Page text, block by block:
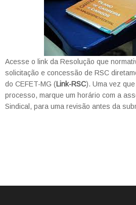
Acesse o link da Resolução que
solicitação e concessão de RSC
do CEFET-MG (Link-RSC). Uma vez
processo, marque um horário com a
Sindical, para uma revisão antes da